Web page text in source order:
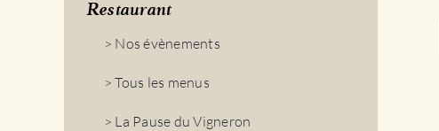
Restaurant
> Nos évènements
> Tous les menus
> La Pause du Vigneron